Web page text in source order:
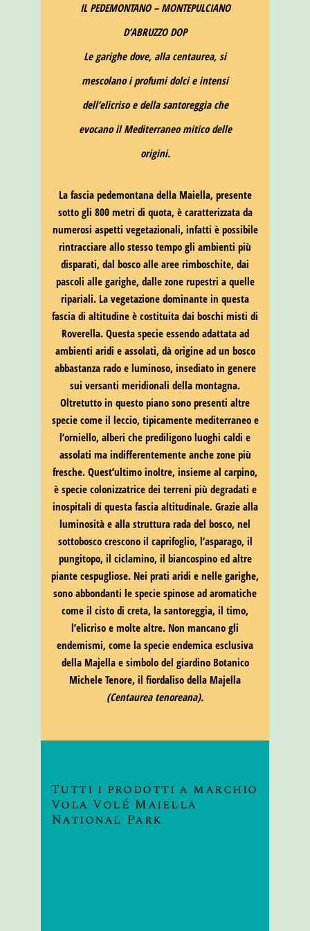
IL PEDEMONTANO – MONTEPULCIANO
D’ABRUZZO DOP
Le garighe dove, alla centaurea, si
mescolano i profumi dolci e intensi
dell’elicriso e della santoreggia che
evocano il Mediterraneo mitico delle
origini.
La fascia pedemontana della Maiella, presente
sotto gli 800 metri di quota, è caratterizzata da
numerosi aspetti vegetazionali, infatti è possibile
rintracciare allo stesso tempo gli ambienti più
disparati, dal bosco alle aree rimboschite, dai
pascoli alle garighe, dalle zone rupestri a quelle
ripariali. La vegetazione dominante in questa
fascia di altitudine è costituita dai boschi misti di
Roverella. Questa specie essendo adattata ad
ambienti aridi e assolati, dà origine ad un bosco
abbastanza rado e luminoso, insediato in genere
sui versanti meridionali della montagna.
Oltretutto in questo piano sono presenti altre
specie come il leccio, tipicamente mediterraneo e
l’orniello, alberi che prediligono luoghi caldi e
assolati ma indifferentemente anche zone più
fresche. Quest’ultimo inoltre, insieme al carpino,
è specie colonizzatrice dei terreni più degradati e
inospitali di questa fascia altitudinale. Grazie alla
luminosità e alla struttura rada del bosco, nel
sottobosco crescono il caprifoglio, l’asparago, il
pungitopo, il ciclamino, il biancospino ed altre
piante cespugliose. Nei prati aridi e nelle garighe,
sono abbondanti le specie spinose ad aromatiche
come il cisto di creta, la santoreggia, il timo,
l’elicriso e molte altre. Non mancano gli
endemismi, come la specie endemica esclusiva
della Majella e simbolo del giardino Botanico
Michele Tenore, il fiordaliso della Majella
(Centaurea tenoreana).
Tutti i prodotti a marchio
Vola Volé Maiella
National Park